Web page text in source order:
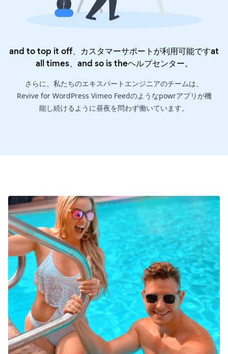
and to top it off、カスタマーサポートが利用可能ですat
all times、and so is theヘルプセンター。
さらに、私たちのエキスパートエンジニアのチームは、
Revive for WordPress Vimeo Feedのようなpowrアプリが機
能し続けるように昼夜を問わず働いています。